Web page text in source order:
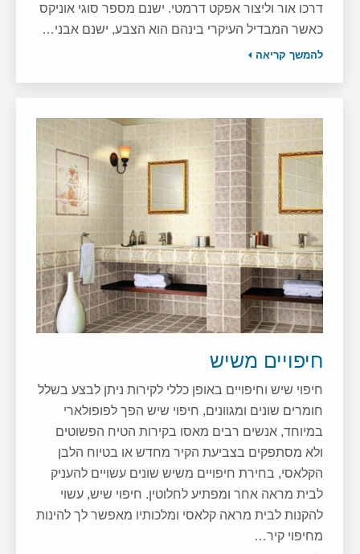
דרכו אור וליצור אפקט דרמטי. ישנם מספר סוגי אוניקס
כאשר המבדיל העיקרי בינהם הוא הצבע, ישנם אבני…
להמשך קריאה
חיפויים משיש
חיפוי שיש וחיפויים באופן כללי לקירות ניתן לבצע בשלל
חומרים שונים ומגוונים, חיפוי שיש הפך לפופולארי
במיוחד, אנשים רבים מאסו בקירות הטיח הפשוטים
ולא מסתפקים בצביעת הקיר מחדש או בטיוח הלבן
הקלאסי, בחירת חיפויים משיש שונים עשויים להעניק
לבית מראה אחר ומפתיע לחלוטין. חיפוי שיש, עשוי
להקנות לבית מראה קלאסי ומלכותיו מאפשר לך להינות
מחיפוי קיר…